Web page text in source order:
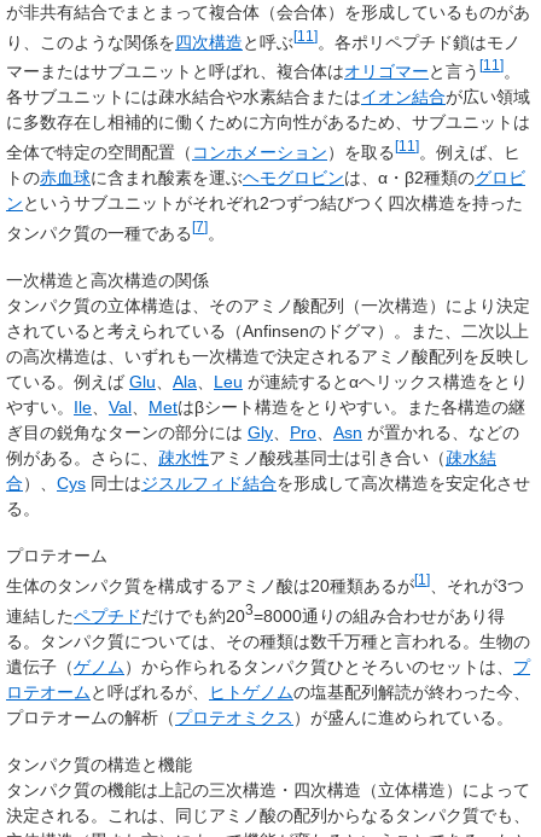
が非共有結合でまとまって複合体（会合体）を形成しているものがあ
り、このような関係を四次構造 と呼ぶ[11 ]
。各ポリペプチド鎖はモノ
マーまたはサブユニットと呼ばれ、複合体はオリゴマーと言う [11 ] 。
各サブユニットには疎水結合や水素結合またはイオン結合が広い領域
に多数存在し相補的に働くために方向性があるため、サブユニットは
全体で特定の空間配置（ コンホメーション）を取る[11 ]。例えば、ヒ
トの赤血球に含まれ酸素を運ぶヘモグロビンは、α・β2種類のグロビ
ンというサブユニットがそれぞれ2つずつ結びつく四次構造を持った
タンパク質の一種である[7]
一次構造と高次構造の関係
タンパク質の立体構造は、そのアミノ酸配列（一次構造）により決定
されていると考えられている（Anfinsenのドグマ）。また、二次以上
の高次構造は、いずれも一次構造で決定されるアミノ酸配列を反映し
ている。例えば Glu Ala Leu が連続するとαヘリックス構造をとり
やすい。 Ile Val Metはβシート構造をとりやすい。また各構造の継
ぎ目の鋭角なターンの部分には Gly Pro Asn が置かれる、などの
例がある。さらに、 疎水性アミノ酸残基同士は引き合い（疎水結
合）、 Cys 同士はジスルフィド結合を形成して高次構造を安定化させ
る。
プロテオーム
生体のタンパク質を構成するアミノ酸は20種類あるが[1 ]
、それが3つ
連結したペプチドだけでも約203=8000通りの組み合わせがあり得
る。タンパク質については、その種類は数千万種と言われる。生物の
遺伝子（ゲノム）から作られるタンパク質ひとそろいのセットは、 プ
ロテオームと呼ばれるが、 ヒトゲノムの塩基配列解読が終わった今、
プロテオームの解析（プロテオミクス ）が盛んに進められている。
タンパク質の構造と機能
タンパク質の機能は上記の三次構造・四次構造（立体構造）によって
決定される。これは、同じアミノ酸の配列からなるタンパク質でも、